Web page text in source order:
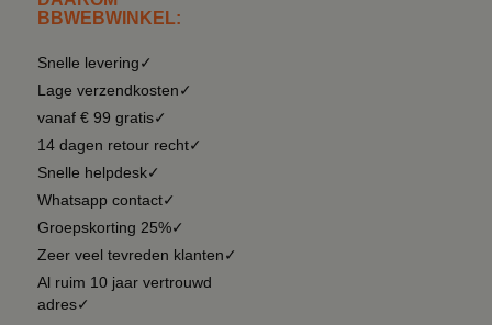
BBWEBWINKEL:
Snelle levering✓
Lage verzendkosten✓
vanaf € 99 gratis✓
14 dagen retour recht✓
Snelle helpdesk✓
Whatsapp contact✓
Groepskorting 25%✓
Zeer veel tevreden klanten✓
Al ruim 10 jaar vertrouwd
adres✓